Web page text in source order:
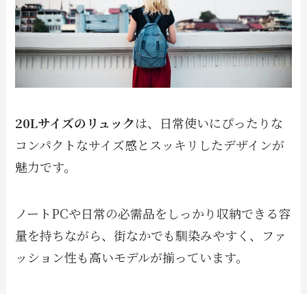
20Lサイズのリュックは、日常使いにぴったりな
コンパクトなサイズ感とスッキリしたデザインが
魅力です。
ノートPCや日常の必需品をしっかり収納できる容
量を持ちながら、街なかでも馴染みやすく、ファ
ッション性も高いモデルが揃っています。